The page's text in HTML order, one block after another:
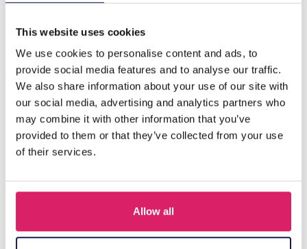
This website uses cookies
We use cookies to personalise content and ads, to
provide social media features and to analyse our traffic.
We also share information about your use of our site with
our social media, advertising and analytics partners who
may combine it with other information that you’ve
provided to them or that they’ve collected from your use
of their services.
Allow all
Anderen kochten ook